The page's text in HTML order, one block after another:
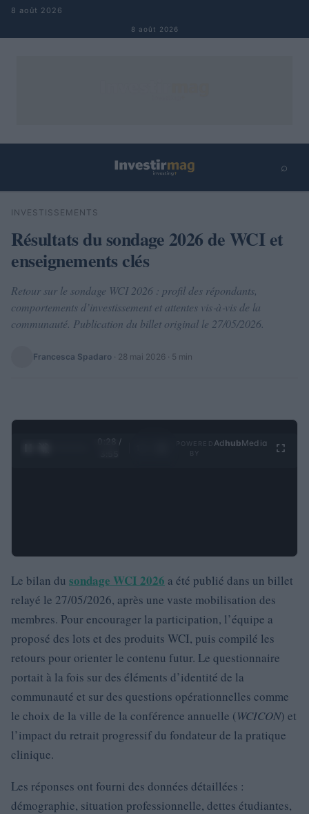
Aller au contenu
8 août 2026
8 août 2026
⌕
Rechercher
INVESTISSEMENTS
Résultats du sondage 2026 de WCI et
enseignements clés
Retour sur le sondage WCI 2026 : profil des répondants,
comportements d’investissement et attentes vis‑à‑vis de la
communauté. Publication du billet original le 27/05/2026.
Francesca Spadaro · 28 mai 2026 · 5 min
0:29 /
Ad hubMedia
Le bilan du sondage WCI 2026 a été publié dans un billet
relayé le 27/05/2026, après une vaste mobilisation des
membres. Pour encourager la participation, l’équipe a
proposé des lots et des produits WCI, puis compilé les
retours pour orienter le contenu futur. Le questionnaire
portait à la fois sur des éléments d’identité de la
communauté et sur des questions opérationnelles comme
le choix de la ville de la conférence annuelle (WCICON) et
l’impact du retrait progressif du fondateur de la pratique
clinique.
Les réponses ont fourni des données détaillées :
démographie, situation professionnelle, dettes étudiantes,